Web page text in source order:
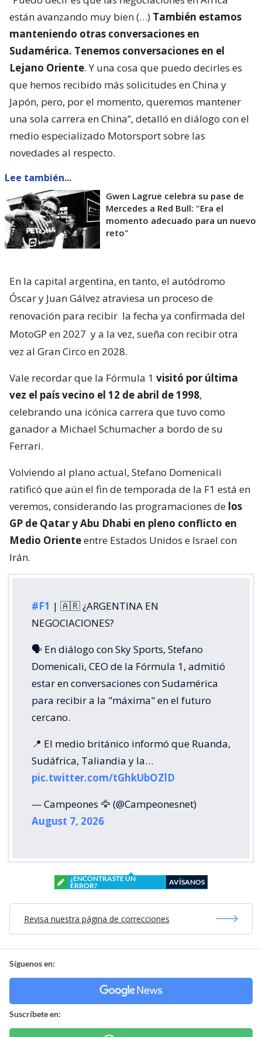
están avanzando muy bien (…) También estamos
manteniendo otras conversaciones en
Sudamérica. Tenemos conversaciones en el
Lejano Oriente. Y una cosa que puedo decirles es
que hemos recibido más solicitudes en China y
Japón, pero, por el momento, queremos mantener
una sola carrera en China”, detalló en diálogo con el
medio especializado Motorsport sobre las
novedades al respecto.
Lee también...
Gwen Lagrue celebra su pase de
Mercedes a Red Bull: "Era el
momento adecuado para un nuevo
reto"
En la capital argentina, en tanto, el autódromo
Óscar y Juan Gálvez atraviesa un proceso de
renovación para recibir la fecha ya confirmada del
MotoGP en 2027 y a la vez, sueña con recibir otra
vez al Gran Circo en 2028.
Vale recordar que la Fórmula 1 visitó por última
vez el país vecino el 12 de abril de 1998,
celebrando una icónica carrera que tuvo como
ganador a Michael Schumacher a bordo de su
Ferrari.
Volviendo al plano actual, Stefano Domenicali
ratificó que aún el fin de temporada de la F1 está en
veremos, considerando las programaciones de los
GP de Qatar y Abu Dhabi en pleno conflicto en
Medio Orienteentre Estados Unidos e Israel con
Irán.
#F1 | 🇦🇷 ¿ARGENTINA EN
NEGOCIACIONES?
🗣️ En diálogo con Sky Sports, Stefano
Domenicali, CEO de la Fórmula 1, admitió
estar en conversaciones con Sudamérica
para recibir a la "máxima" en el futuro
cercano.
📍 El medio británico informó que Ruanda,
Sudáfrica, Taliandia y la…
pic.twitter.com/tGhkUbOZlD
— Campeones 🦅 (@Campeonesnet)
August 7, 2026
¿ENCONTRASTE UN
ERROR?
AVÍSANOS
Revisa nuestra página de correcciones
Síguenos en:
Suscríbete en: